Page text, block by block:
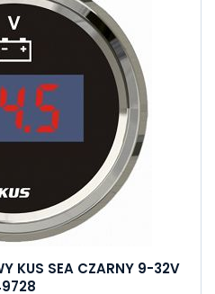
KUS SEA CZARNY 9-32V